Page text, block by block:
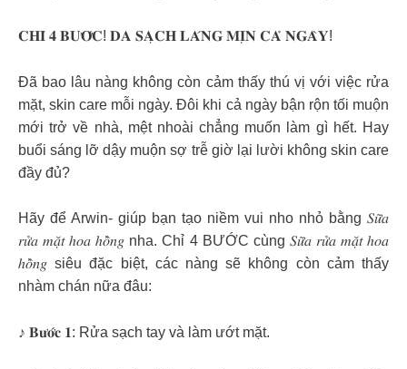
𝐂𝐇𝐈̉ 𝟒 𝐁𝐔̛𝐎̛́𝐂! 𝐃𝐀 𝐒𝐀̣𝐂𝐇 𝐋𝐀́𝐍𝐆 𝐌𝐈̣𝐍 𝐂𝐀̉ 𝐍𝐆𝐀̀𝐘!
Đã bao lâu nàng không còn cảm thấy thú vị với việc rửa
mặt, skin care mỗi ngày. Đôi khi cả ngày bận rộn tối muộn
mới trở về nhà, mệt nhoài chẳng muốn làm gì hết. Hay
buổi sáng lỡ dậy muộn sợ trễ giờ lại lười không skin care
đầy đủ?
Hãy để Arwin- giúp bạn tạo niềm vui nho nhỏ bằng 𝑆𝑢̛̃𝑎
𝑟𝑢̛̉𝑎 𝑚𝑎̣̆𝑡 ℎ𝑜𝑎 ℎ𝑜̂̀𝑛𝑔 nha. Chỉ 4 BƯỚC cùng 𝑆𝑢̛̃𝑎 𝑟𝑢̛̉𝑎 𝑚𝑎̣̆𝑡 ℎ𝑜𝑎
ℎ𝑜̂̀𝑛𝑔 siêu đặc biệt, các nàng sẽ không còn cảm thấy
nhàm chán nữa đâu:
♪ 𝐁𝐮̛𝐨̛́𝐜 𝟏: Rửa sạch tay và làm ướt mặt.